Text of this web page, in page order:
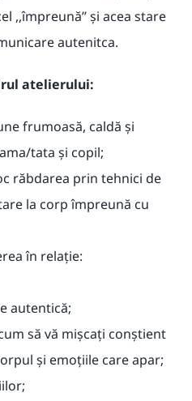
,,împreună’’ și acea stare
autenitca.
atelierului:
frumoasă, caldă și
tata și copil;
răbdarea prin tehnici de
la corp împreună cu
în relație:
autentică;
să vă mișcați conștient
și emoțiile care apar;